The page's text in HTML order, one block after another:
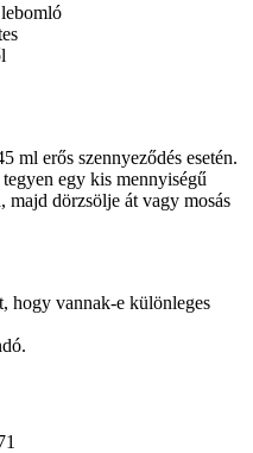
ml erős szennyeződés esetén.
egy kis mennyiségű
majd dörzsölje át vagy mosás
hogy vannak-e különleges